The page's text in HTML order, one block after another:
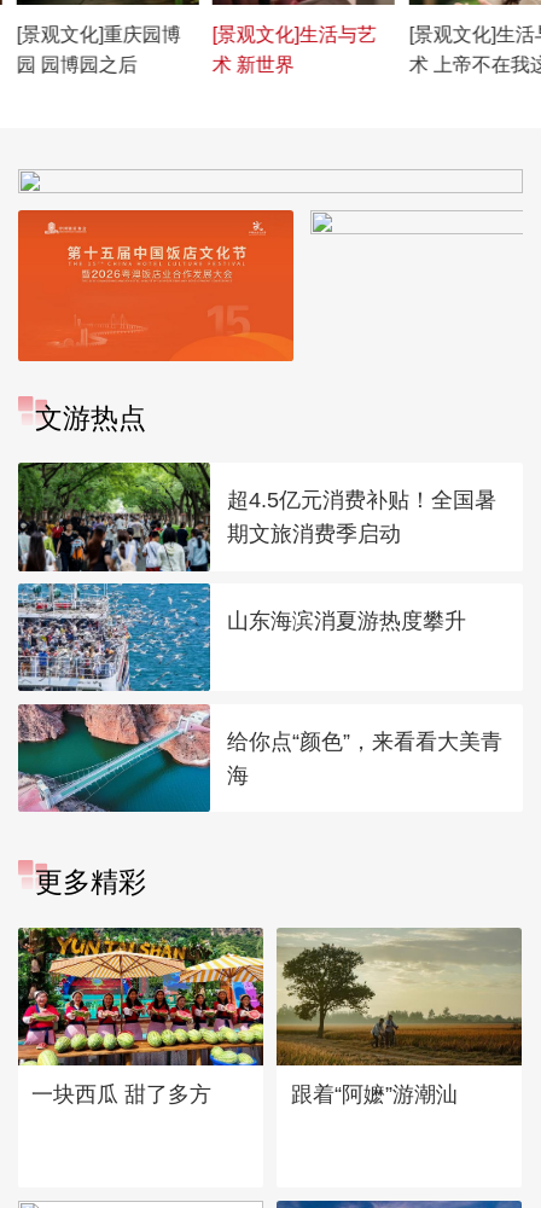
[景观文化]重庆园博
园 园博园之后
[景观文化]生活与艺
术 新世界
[景观文化]生活
术 上帝不在我
文游热点
超4.5亿元消费补贴！全国暑
期文旅消费季启动
山东海滨消夏游热度攀升
给你点“颜色”，来看看大美青
海
更多精彩
一块西瓜 甜了多方 跟着“阿嬷”游潮汕